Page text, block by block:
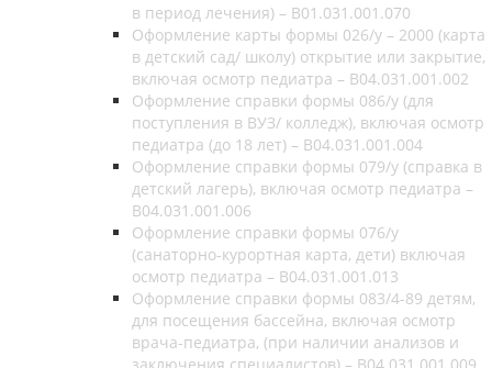
в период лечения) – B01.031.001.070
Оформление карты формы 026/у – 2000 (карта
в детский сад/ школу) открытие или закрытие,
включая осмотр педиатра – B04.031.001.002
Оформление справки формы 086/у (для
поступления в ВУЗ/ колледж), включая осмотр
педиатра (до 18 лет) – B04.031.001.004
Оформление справки формы 079/у (справка в
детский лагерь), включая осмотр педиатра –
B04.031.001.006
Оформление справки формы 076/у
(санаторно-курортная карта, дети) включая
осмотр педиатра – B04.031.001.013
Оформление справки формы 083/4-89 детям,
для посещения бассейна, включая осмотр
врача-педиатра, (при наличии анализов и